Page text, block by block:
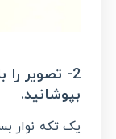
2- تصویر
بپوشانید.
یک تکه نوار